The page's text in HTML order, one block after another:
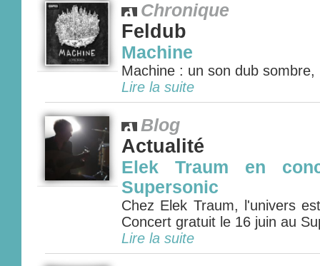
Chronique
Feldub
Machine
Machine : un son dub
Lire la suite
Blog
Actualité
Elek Traum en
Supersonic
Chez Elek Traum, l'univers
Concert gratuit le 16 juin au
Lire la suite